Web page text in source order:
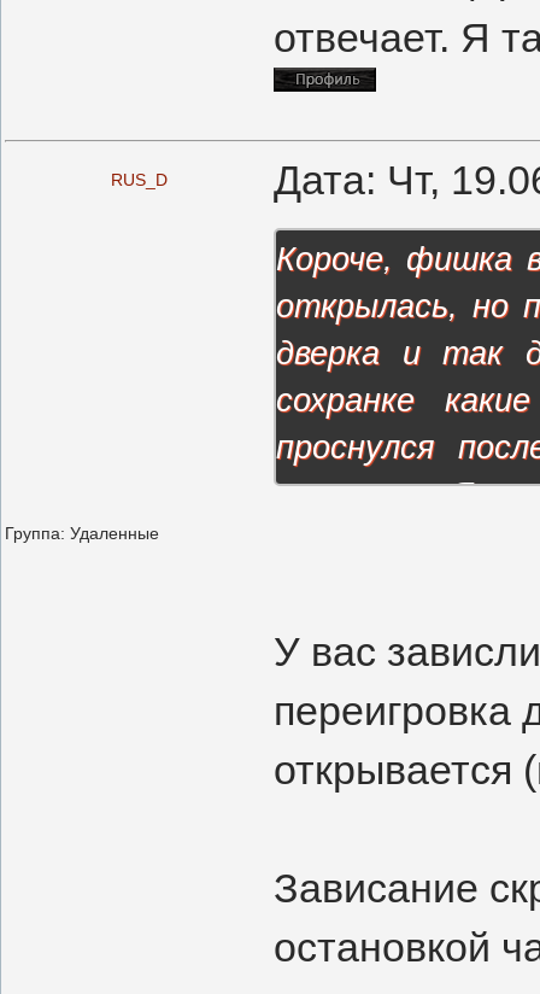
отвечает. Я
RUS_D Дата: Чт,
Группа: Удаленные
Короче, фишка
открылась, но
дверка и так
сохранке
проснулся
отвечает. Я
У вас
переигровка
открывается
Зависание
остановкой